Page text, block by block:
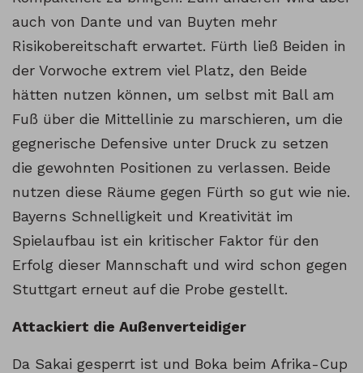
auch von Dante und van Buyten mehr
Risikobereitschaft erwartet. Fürth ließ Beiden in
der Vorwoche extrem viel Platz, den Beide
hätten nutzen können, um selbst mit Ball am
Fuß über die Mittellinie zu marschieren, um die
gegnerische Defensive unter Druck zu setzen
die gewohnten Positionen zu verlassen. Beide
nutzen diese Räume gegen Fürth so gut wie nie.
Bayerns Schnelligkeit und Kreativität im
Spielaufbau ist ein kritischer Faktor für den
Erfolg dieser Mannschaft und wird schon gegen
Stuttgart erneut auf die Probe gestellt.
Attackiert die Außenverteidiger
Da Sakai gesperrt ist und Boka beim Afrika-Cup